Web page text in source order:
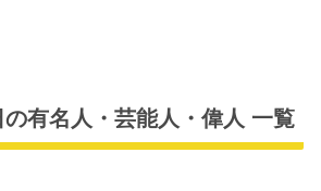
有名人・芸能人・偉人 一覧